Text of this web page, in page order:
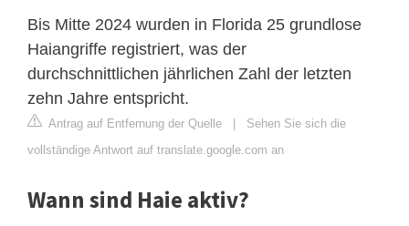
Bis Mitte 2024 wurden in Florida 25 grundlose
Haiangriffe registriert, was der
durchschnittlichen jährlichen Zahl der letzten
zehn Jahre entspricht.
Antrag auf Entfernung der Quelle | Sehen Sie sich die
vollständige Antwort auf translate.google.com an
Wann sind Haie aktiv?